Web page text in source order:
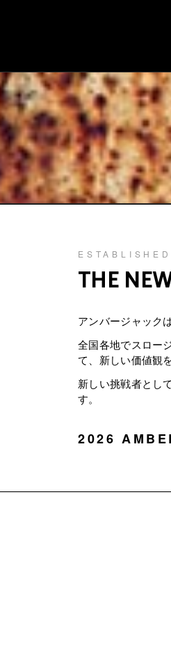
S
H
O
R
E
THE
アンバージャック
全国各地でスロー
て、新しい価値観
新しい挑戦者とし
す。
2026